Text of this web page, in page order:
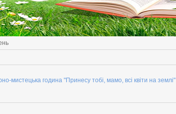
мистецька година "Принесу тобі, мамо, всі квіти на землі"